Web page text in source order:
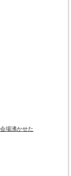
場沸かせた